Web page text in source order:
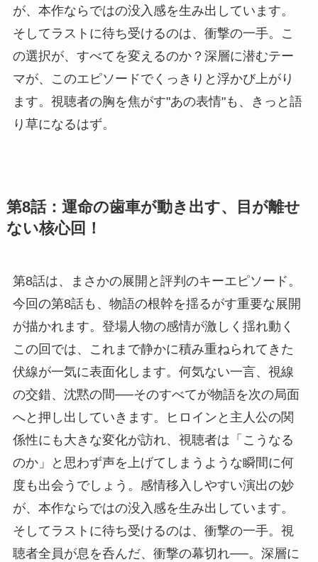
が、本作ならではの没入感を生み出しています。
そしてラストに待ち受けるのは、衝撃の一手。こ
の選択が、すべてを変えるのか？深層に潜むテー
マが、このエピソードでくっきりと浮かび上がり
ます。視聴者の胸を焦がす"あの表情"も、きっと語
り草になるはず。
第8話：運命の歯車が動き出す、目が離せ
ない核心回！
第8話は、まさかの展開と評判のキーエピソード。
今回の第8話も、物語の根幹を揺るがす重要な展開
が描かれます。登場人物の感情が激しく揺れ動く
この回では、これまで静かに積み重ねられてきた
伏線が一気に表面化します。何気ない一言、視線
の交錯、沈黙の間──そのすべてが物語を次の局面
へと押し出していきます。ヒロインと主人公の関
係性にも大きな変化が訪れ、視聴者は「こうなる
のか」と思わず声を上げてしまうような瞬間に何
度も出会うでしょう。感情移入しやすい演出の妙
が、本作ならではの没入感を生み出しています。
そしてラストに待ち受けるのは、衝撃の一手。視
聴者全員が息を呑んだ、衝撃の幕切れ──。深層に